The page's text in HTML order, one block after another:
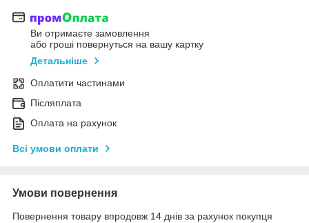
Ви отримаєте замовлення
або гроші повернуться на вашу картку
Детальніше
Оплатити частинами
Післяплата
Оплата на рахунок
Всі умови оплати
Умови повернення
Повернення товару впродовж 14 днів за рахунок покупця